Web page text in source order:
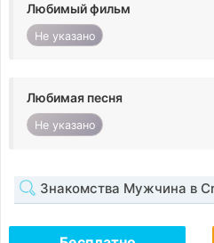
Любимый фильм
Не указано
Любимая песня
Не указано
Знакомства Мужчина в